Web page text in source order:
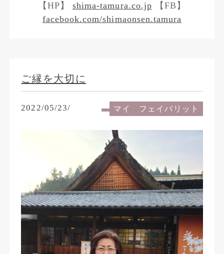
【HP】shima-tamura.co.jp 【FB】
facebook.com/shimaonsen.tamura
ご縁を大切に
2022/05/23/ マイ フェイバリット